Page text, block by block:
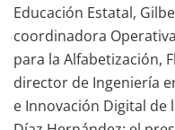
Educación Estatal,
coordinadora
para la Alfabetización,
director de Ingeniería
e Innovación Digital de